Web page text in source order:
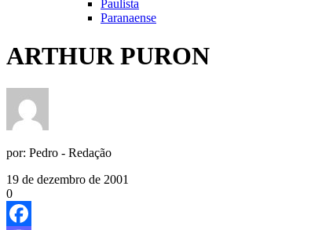
Paulista
Paranaense
ARTHUR PURON
por: Pedro - Redação
19 de dezembro de 2001
0